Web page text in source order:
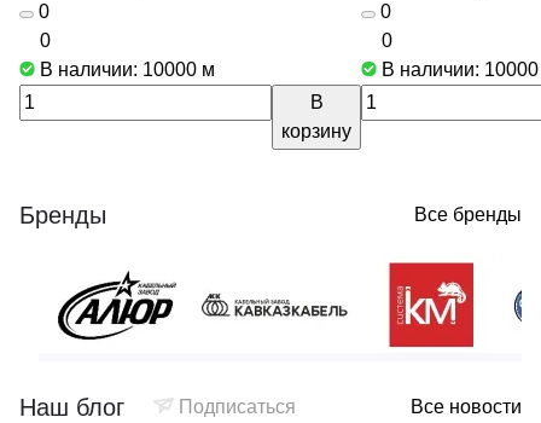
0
0
В наличии: 10000 м
В
корзину
0
0
В наличии:
Бренды Все бренды
Наш блог Подписаться Все новости